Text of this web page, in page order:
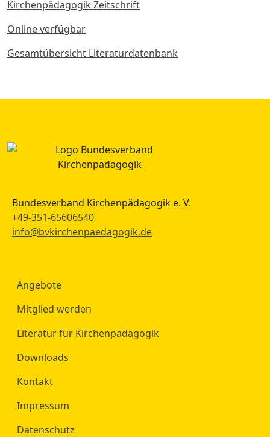
Kirchenpädagogik Zeitschrift
Online verfügbar
Gesamtübersicht Literaturdatenbank
Bundesverband Kirchenpädagogik e. V.
+49-351-65606540
info@bvkirchenpaedagogik.de
Angebote
Mitglied werden
Literatur für Kirchenpädagogik
Downloads
Kontakt
Impressum
Datenschutz